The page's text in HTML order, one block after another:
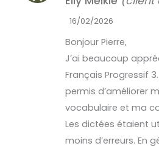
16/02/2026
Bonjour Pierre,
J’ai beaucoup
Français Progressif
permis d’améliorer
vocabulaire et ma
Les dictées étaient
moins d’erreurs. En